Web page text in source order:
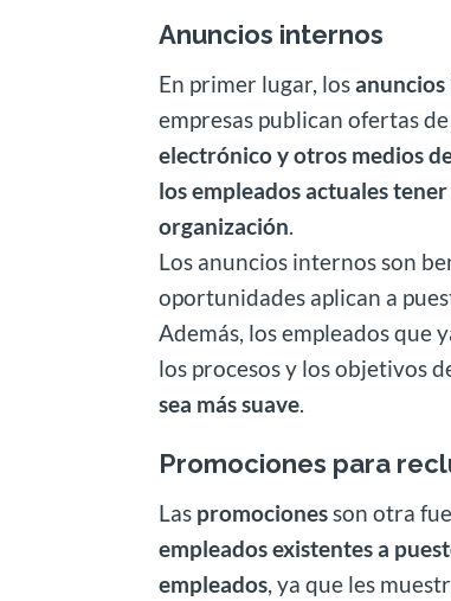
Anuncios internos
En primer lugar, los
empresas publican ofertas
electrónico y otros medios
los empleados actuales
organización.
Los anuncios internos son
oportunidades aplican a
Además, los empleados que
los procesos y los objetivos
sea más suave.
Promociones para
Las promocionesson otra
empleados existentes a
empleados, ya que les